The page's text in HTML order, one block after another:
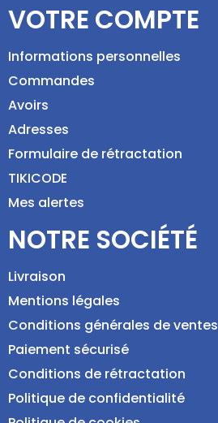
VOTRE COMPTE
Informations personnelles
Commandes
Avoirs
Adresses
Formulaire de rétractation
TIKICODE
Mes alertes
NOTRE SOCIÉTÉ
Livraison
Mentions légales
Conditions générales de ventes
Paiement sécurisé
Conditions de rétractation
Politique de confidentialité